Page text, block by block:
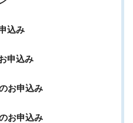
込み
申込み
お申込み
お申込み